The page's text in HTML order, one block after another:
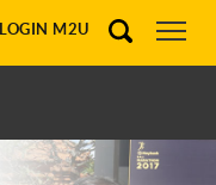
LOGIN M2U